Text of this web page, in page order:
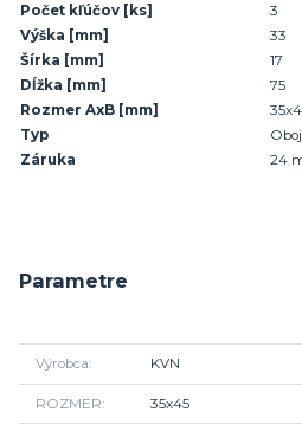
Počet kľúčov [ks]
3
Výška [mm]
33
Šírka [mm]
17
Dĺžka [mm]
75
Rozmer AxB [mm]
Typ
Záruka
24
Parametre
Výrobca KVN
ROZMER 35x45